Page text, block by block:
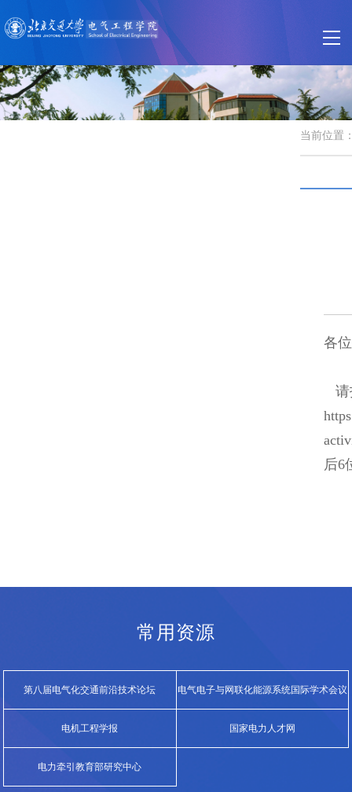
当前位置
各
请
后6
常用资源
第八届电气化交通前沿技术论坛 电气电子与网联化能源系统国际学术会议
（E...
电机工程学报 国家电力人才网
电力牵引教育部研究中心